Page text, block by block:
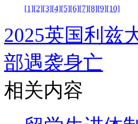
[1][2][3][4][5][6][7][8][9][10]
2025英国利兹
部遇袭身亡
相关内容